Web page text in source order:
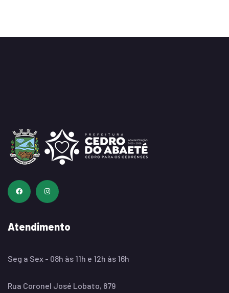
Atendimento
Seg a Sex - 08h às 11h e 12h às 16h
Rua Coronel José Lobato, 879